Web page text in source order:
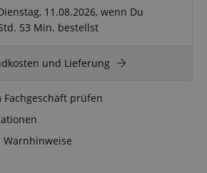
11.08.2026, wenn Du
53 Min. bestellst
und Lieferung
prüfen